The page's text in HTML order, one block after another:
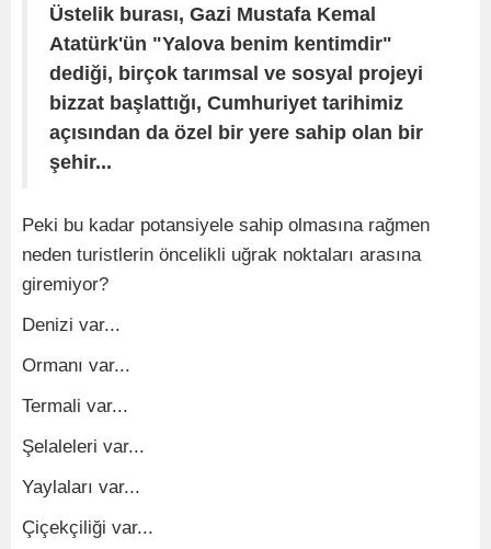
Üstelik burası, Gazi Mustafa Kemal
Atatürk'ün "Yalova benim kentimdir"
dediği, birçok tarımsal ve sosyal projeyi
bizzat başlattığı, Cumhuriyet tarihimiz
açısından da özel bir yere sahip olan bir
şehir...
Peki bu kadar potansiyele sahip olmasına rağmen
neden turistlerin öncelikli uğrak noktaları arasına
giremiyor?
Denizi var...
Ormanı var...
Termali var...
Şelaleleri var...
Yaylaları var...
Çiçekçiliği var...